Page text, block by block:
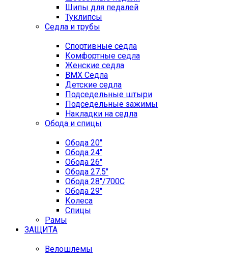
Шипы для педалей
Туклипсы
Седла и трубы
Спортивные седла
Комфортные седла
Женские седла
BMX Седла
Детские седла
Подседельные штыри
Подседельные зажимы
Накладки на седла
Обода и спицы
Обода 20"
Обода 24"
Обода 26"
Обода 27.5"
Обода 28"/700C
Обода 29"
Колеса
Спицы
Рамы
ЗАЩИТА
Велошлемы